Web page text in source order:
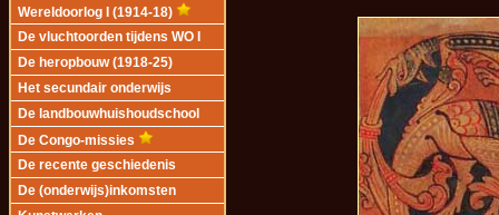
Wereldoorlog I (1914-18)
De vluchtoorden tijdens WO I
De heropbouw (1918-25)
Het secundair onderwijs
De landbouwhuishoudschool
De Congo-missies
De recente geschiedenis
De (onderwijs)inkomsten